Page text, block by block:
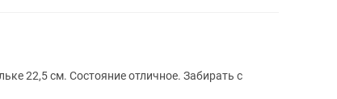
22,5 см. Состояние отличное. Забирать с